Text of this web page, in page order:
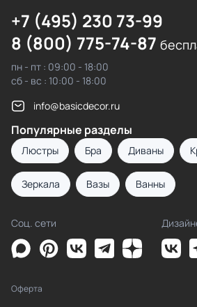
+7 (495) 230 73-99
8 (800) 775-74-87
пн - пт : 09:00 - 18:00
сб - вс : 10:00 - 18:00
info@basicdecor.ru
Популярные разделы
Люстры Бра Диваны
Зеркала Вазы Ванны
Соц. сети
Оферта